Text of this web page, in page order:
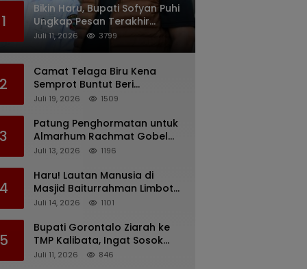
1
Bikin Haru, Bupati Sofyan Puhi
Ungkap Pesan Terakhir
Rachmat Gobel Sehari
Sebelum Wafat
Juli 11, 2026 3799
2
Camat Telaga Biru Kena
Semprot Buntut Beri
Pernyataan Soal Gaji CS
Nunggak
Juli 19, 2026 1509
3
Patung Penghormatan untuk
Almarhum Rachmat Gobel
Digagas, Ini Tiga Lokasi yang
Juli 13, 2026 1196
4
Haru! Lautan Manusia di
Masjid Baiturrahman Limboto,
Kirim Doa untuk Almarhum
Juli 14, 2026 1101
5
Bupati Gorontalo Ziarah ke
TMP Kalibata, Ingat Sosok
Rachmat Gobel
Juli 11, 2026 846